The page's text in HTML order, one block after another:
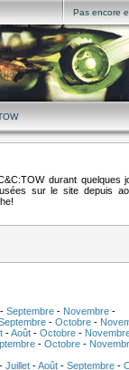
Pas encore
durant
sur le site depuis
Septembre- Novembre-
- Octobre-
-Août- Octobre-
- Octobre-
Juillet-Août- Septembre-